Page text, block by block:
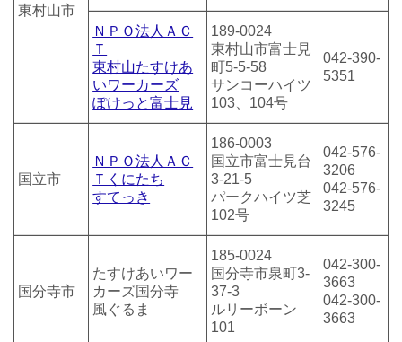
東村山市
ＮＰＯ法人ＡＣ
Ｔ
東村山たすけあ
いワーカーズ
ぽけっと富士見
189-0024
東村山市富士見
町5-5-58
サンコーハイツ
103、104号
042-390-
5351
国立市
ＮＰＯ法人ＡＣ
Ｔくにたち
すてっき
186-0003
国立市富士見台
3-21-5
パークハイツ芝
102号
042-576-
3206
042-576-
3245
国分寺市
たすけあいワー
カーズ国分寺
風ぐるま
185-0024
国分寺市泉町3-
37-3
ルリーボーン
101
042-300-
3663
042-300-
3663